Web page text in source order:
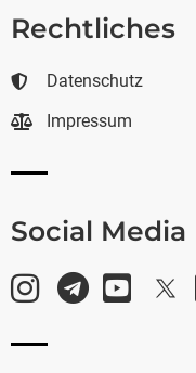
Rechtliches
Datenschutz
Impressum
Social Media